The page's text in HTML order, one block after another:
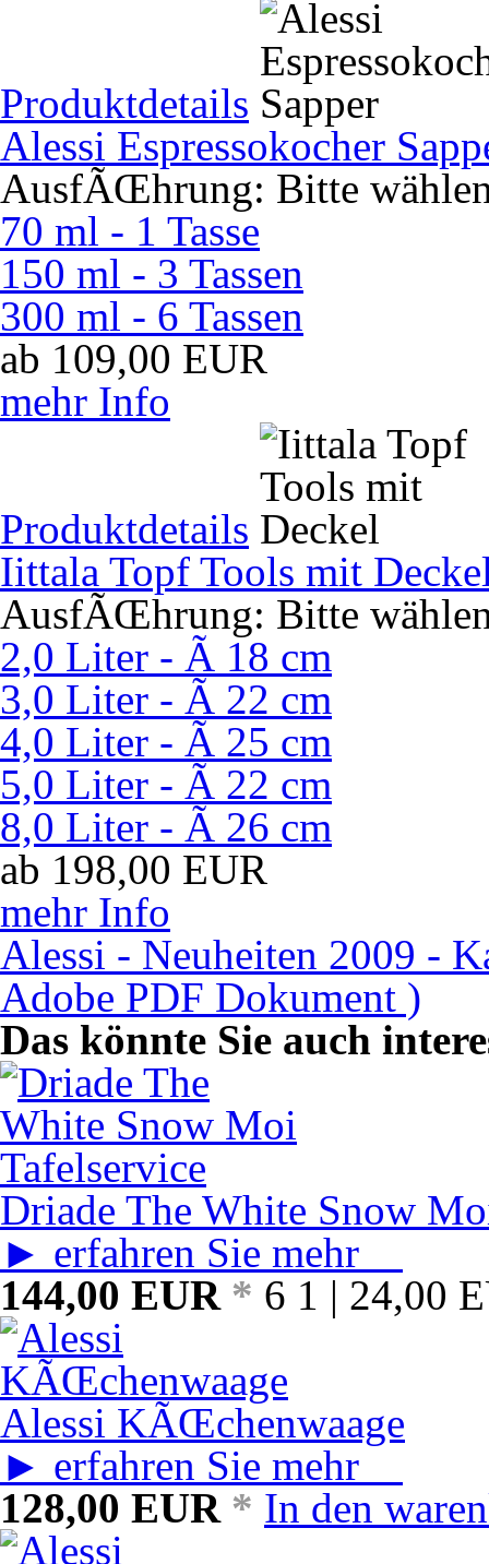
Produktdetails
Alessi Espressokocher
AusfÃŒhrung: Bitte
70 ml - 1 Tasse
150 ml - 3 Tassen
300 ml - 6 Tassen
ab 109,00 EUR
mehr Info
Produktdetails
Iittala Topf Tools mit
AusfÃŒhrung: Bitte
2,0 Liter - Ã 18 cm
3,0 Liter - Ã 22 cm
4,0 Liter - Ã 25 cm
5,0 Liter - Ã 22 cm
8,0 Liter - Ã 26 cm
ab 198,00 EUR
mehr Info
Alessi - Neuheiten 2009 -
Adobe PDF Dokument )
Das könnte Sie auch
Driade The White Snow
► erfahren Sie mehr
144,00 EUR * 6 1 | 24,00
Alessi KÃŒchenwaage
► erfahren Sie mehr
128,00 EUR * In den